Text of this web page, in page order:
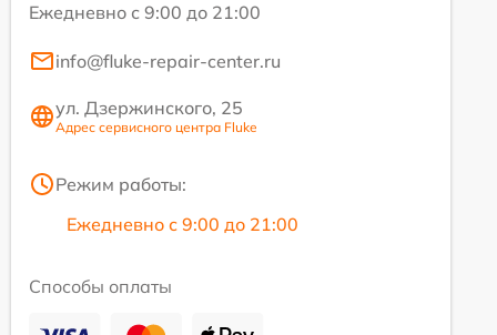
Ежедневно с 9:00 до 21:00
info@fluke-repair-center.ru
ул. Дзержинского, 25
Адрес сервисного центра Fluke
Режим работы:
Ежедневно с 9:00 до 21:00
Способы оплаты